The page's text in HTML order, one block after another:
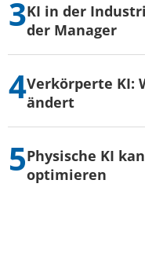
KI in der
der Manager
Verkörperte KI:
ändert
Physische KI
optimieren